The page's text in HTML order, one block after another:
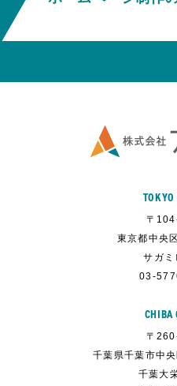
〒
東京都中央
サガミ
03-
CHIBA
〒
千葉県千葉市中
千葉大